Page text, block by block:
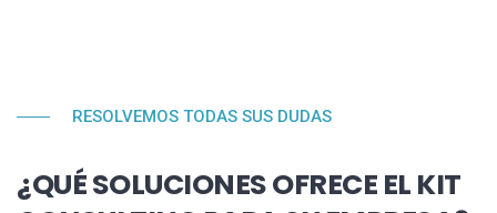
RESOLVEMOS TODAS SUS DUDAS
¿QUÉ SOLUCIONES OFRECE EL KIT